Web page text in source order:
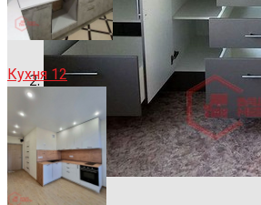
Кухня 12